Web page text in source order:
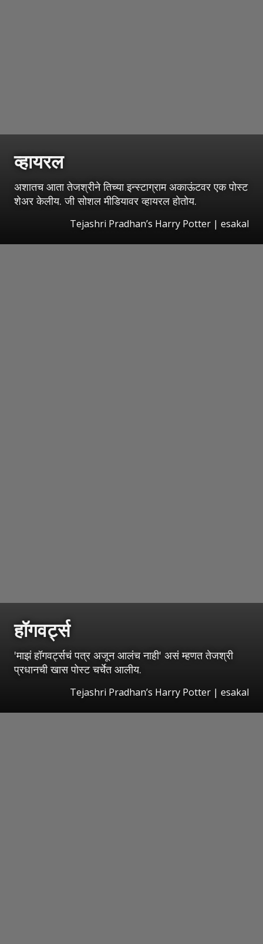
व्हायरल
अशातच आता तेजश्रीने तिच्या इन्स्टाग्राम अकाऊंटवर एक पोस्ट
शेअर केलीय. जी सोशल मीडियावर व्हायरल होतोय.
Tejashri Pradhan’s Harry Potter | esakal
हॉगवर्ट्स
'माझं हॉगवर्ट्सचं पत्र अजून आलंच नाही' असं म्हणत तेजश्री
प्रधानची खास पोस्ट चर्चेत आलीय.
Tejashri Pradhan’s Harry Potter | esakal